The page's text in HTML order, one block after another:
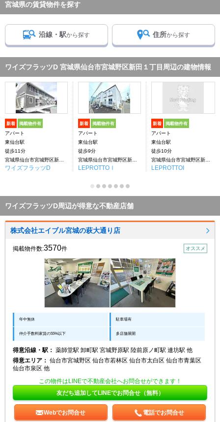
宮城県の賃貸物件を探す
沿線・駅から探す 住所から探す
ワイズフラッツD 宮城県仙台市宮城野区新田１丁目周辺の建物情報
新着 掲載物件有
アパート
東仙台駅
徒歩11分
ワイズフラッツD
新着 掲載物件有
アパート
東仙台駅
徒歩9分
LEPROTTOⅠ
新着 掲載物件有
アパート
東仙台駅
徒歩10分
LEPROTTOI
ワイズフラッツD周辺が得意な不動産店舗
株式会社エイブル宮城の萩大通り店
掲載物件数:3570件 オススメ
年中無休 駐車場有
仲介手数料家賃の55%以下 多店舗展開
得意沿線・駅： 薬師堂駅 卸町駅 宮城野原駅 陸前原ノ町駅 連坊駅 他
得意エリア： 仙台市宮城野区 仙台市若林区 仙台市太白区 仙台市青葉区
仙台市泉区 他
この物件はLINEで不動産会社へお問合せができます！
友だち追加してLINEでお問合せ（無料）
Webでお問合せ 電話でお問合せ